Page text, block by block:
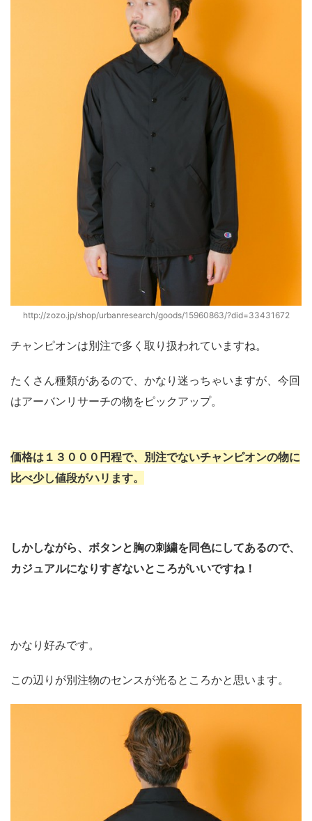
http://zozo.jp/shop/urbanresearch/goods/15960863/?did=33431672
チャンピオンは別注で多く取り扱われていますね。
たくさん種類があるので、かなり迷っちゃいますが、今回
はアーバンリサーチの物をピックアップ。
価格は１３０００円程で、別注でないチャンピオンの物に
比べ少し値段がハリます。
しかしながら、ボタンと胸の刺繍を同色にしてあるので、
カジュアルになりすぎないところがいいですね！
かなり好みです。
この辺りが別注物のセンスが光るところかと思います。